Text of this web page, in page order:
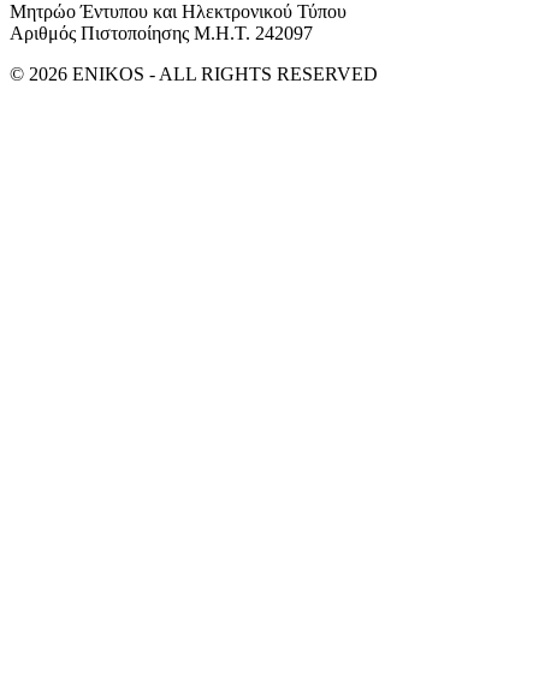
Μητρώο Έντυπου και Ηλεκτρονικού Τύπου
Αριθμός Πιστοποίησης Μ.Η.Τ. 242097
© 2026 ENIKOS - ALL RIGHTS RESERVED